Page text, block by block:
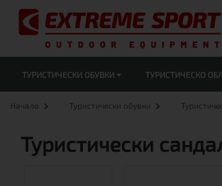
ТУРИСТИЧЕСКИ ОБУВКИ ТУРИСТИЧЕСКО
Начало Туристически обувки
Туристически